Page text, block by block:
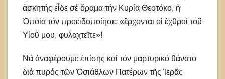
ἀσκητής εἶδε σέ ὅραμα τήν Κυρία Θεοτόκο, ἡ
Ὁποία τόν προειδοποίησε: «ἔρχονται οἱ ἐχθροί τοῦ
Υἱοῦ μου, φυλαχτεῖτε»!
Νά ἀναφέρουμε ἐπίσης καί τόν μαρτυρικό θάνατο
διά πυρός τῶν Ὁσιάθλων Πατέρων τῆς Ἱερᾶς